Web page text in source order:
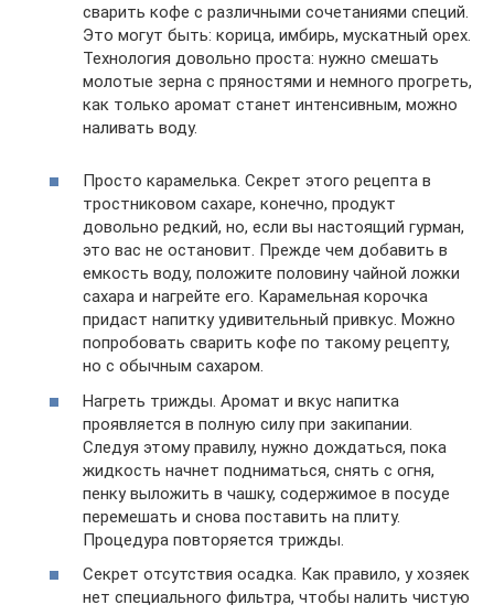
сварить кофе с различными сочетаниями специй.
Это могут быть: корица, имбирь, мускатный орех.
Технология довольно проста: нужно смешать
молотые зерна с пряностями и немного прогреть,
как только аромат станет интенсивным, можно
наливать воду.
Просто карамелька. Секрет этого рецепта в
тростниковом сахаре, конечно, продукт
довольно редкий, но, если вы настоящий гурман,
это вас не остановит. Прежде чем добавить в
емкость воду, положите половину чайной ложки
сахара и нагрейте его. Карамельная корочка
придаст напитку удивительный привкус. Можно
попробовать сварить кофе по такому рецепту,
но с обычным сахаром.
Нагреть трижды. Аромат и вкус напитка
проявляется в полную силу при закипании.
Следуя этому правилу, нужно дождаться, пока
жидкость начнет подниматься, снять с огня,
пенку выложить в чашку, содержимое в посуде
перемешать и снова поставить на плиту.
Процедура повторяется трижды.
Секрет отсутствия осадка. Как правило, у хозяек
нет специального фильтра, чтобы налить чистую